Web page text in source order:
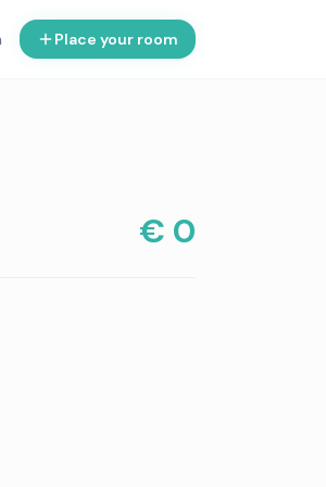
Place your room
€ 0